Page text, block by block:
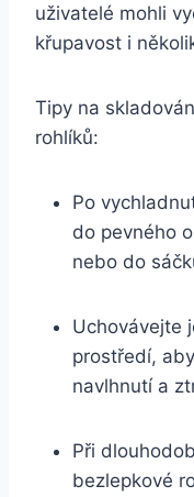
uživatelé mohli
křupavost i
Tipy na
rohlíků:
Po
do pevného
nebo do
Uchovávejte
prostředí,
navlhnutí a
Při
bezlepkové